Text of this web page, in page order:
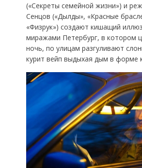
(«Секреты семейной жизни») и
Сенцов («Дылды», «Красные
«Физрук») создают кишащий
миражами Петербург, в котором
ночь, по улицам разгуливают
курит вейп выдыхая дым в форме